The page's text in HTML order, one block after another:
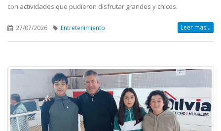
con actividades que pudieron disfrutar grandes y chicos.
27/07/2026 Entretenimiento Leer mas...